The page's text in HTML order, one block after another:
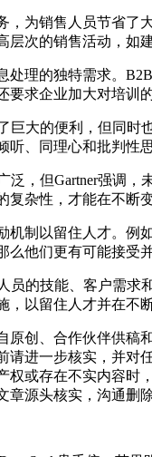
销售人员节省了大
次的销售活动，如
的独特需求。B2B
求企业加大对培训
的便利，但同时也
听、同理心和批判性
但Gartner强调，
杂性，才能在不断
制以留住人才。例如
么他们更有可能接受
技能、客户需求和
，以留住人才并在不
、合作伙伴供稿和
请进一步核实，并
权或存在不实内容
源头核实，沟通删